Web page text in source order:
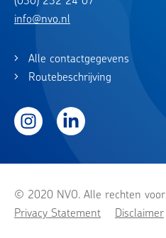
info@nvo.nl
Alle contactgegevens
Routebeschrijving
InstagramLinkedIn
© 2020 NVO. Alle rechten
Privacy Statement
Disclaimer